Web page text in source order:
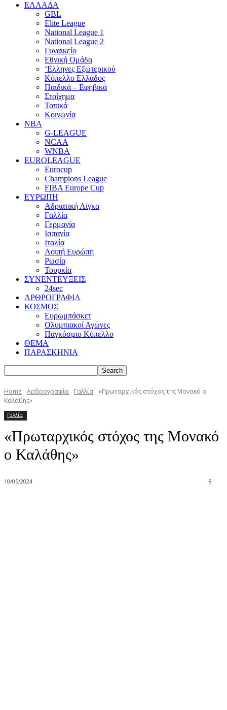
EΛΛΑΔΑ
GBL
Elite League
National League 1
National League 2
Γυναικείο
Εθνική Ομάδα
‘Ελληνες Εξωτερικού
Κύπελλο Ελλάδος
Παιδικά – Εφηβικά
Στοίχημα
Τοπικά
Κοινωνία
NBA
G-LEAGUE
NCAA
WNBA
ΕUROLEAGUE
Eurocup
Champions League
FIBA Europe Cup
ΕΥΡΩΠΗ
Αδριατική Λίγκα
Γαλλία
Γερμανία
Ισπανία
Ιταλία
Λοιπή Ευρώπη
Ρωσία
Τουρκία
ΣΥΝΕΝΤΕΥΞΕΙΣ
24sec
ΑΡΘΡΟΓΡΑΦΙΑ
ΚΟΣΜΟΣ
Ευρωμπάσκετ
Ολυμπιακοί Αγώνες
Παγκόσμιο Κύπελλο
ΘΕΜΑ
ΠΑΡΑΣΚΗΝΙΑ
Home Αρθρογραφία Γαλλία
«Πρωταρχικός στόχος της Μονακό ο
Καλάθης»
Γαλλία
«Πρωταρχικός στόχος της Μονακό
ο Καλάθης»
10/05/2024 8